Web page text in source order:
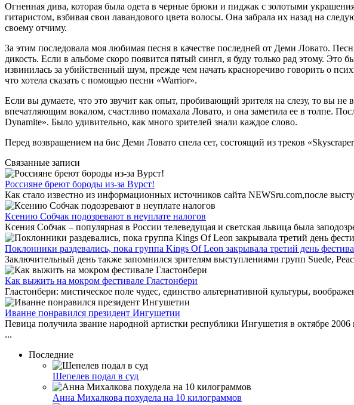
Огненная дива, которая была одета в черные брюки и пиджак с золотыми
гитаристом, взбивая свои лавандового цвета волосы. Она забрала их назад на
своему отчиму.
За этим последовала моя любимая песня в качестве последней от Деми Ловато.
дикость. Если в альбоме скоро появится пятый сингл, я буду только рад этому.
извинилась за убийственный шум, прежде чем начать красноречиво говорить о
что хотела сказать с помощью песни «Warrior».
Если вы думаете, что это звучит как опыт, пробивающий зрителя на слезу, то вы
впечатляющим вокалом, счастливо помахала Ловато, и она заметила ее в толпе.
Dynamite». Было удивительно, как много зрителей знали каждое слово.
Перед возвращением на бис Деми Ловато спела сет, состоящий из треков
Связанные записи
Россияне бреют бороды из-за Вурст!
Как стало известно из информационных источников сайта NEWSru.com,после
Ксению Собчак подозревают в неуплате налогов
Ксения Собчак – популярная в России телеведущая и светская львица была
Поклонники раздевались, пока группа Kings Of Leon закрывала третий день
Заключительный день также запомнился зрителям выступлениями групп Suede,
Как выжить на мокром фестивале Гластонбери
Гластонбери: мистическое поле чудес, единство альтернативной культуры,
Иванне понравился президент Ингушетии
Певица получила звание народной артистки республики Ингушетия в октябре
...
Последние
Шепелев подал в суд
Анна Михалкова похудела на 10 килограммов